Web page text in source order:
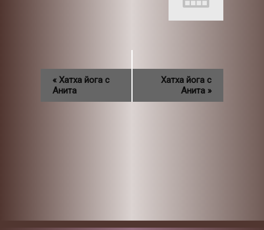
« Хатха йога с
Анита
Хатха йога с
Анита »